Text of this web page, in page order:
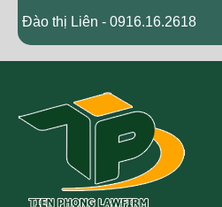
Đào thị Liên - 0916.16.2618